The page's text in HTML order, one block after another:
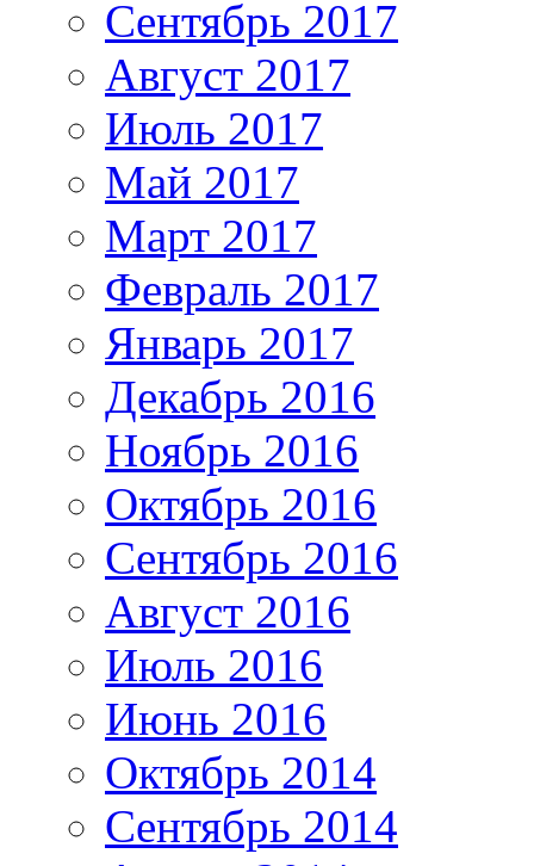
Сентябрь 2017
Август 2017
Июль 2017
Май 2017
Март 2017
Февраль 2017
Январь 2017
Декабрь 2016
Ноябрь 2016
Октябрь 2016
Сентябрь 2016
Август 2016
Июль 2016
Июнь 2016
Октябрь 2014
Сентябрь 2014